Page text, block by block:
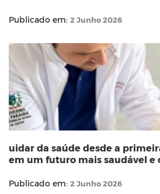
Publicado em: 2 Junho 2026
uidar da saúde desde a
em um futuro mais saudável e
Publicado em: 2 Junho 2026